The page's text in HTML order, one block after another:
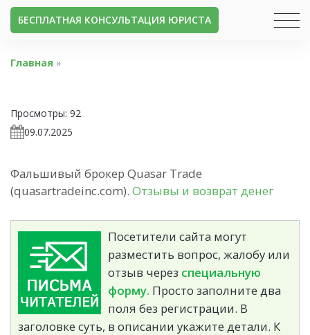
БЕСПЛАТНАЯ КОНСУЛЬТАЦИЯ ЮРИСТА
Главная »
Просмотры: 92
09.07.2025
Фальшивый брокер Quasar Trade
(quasartradeinc.com). Отзывы и возврат денег
Посетители сайта могут
разместить вопрос, жалобу или
отзыв через специальную
форму. Просто заполните два
поля без регистрации. В
заголовке суть, в описании укажите детали. К